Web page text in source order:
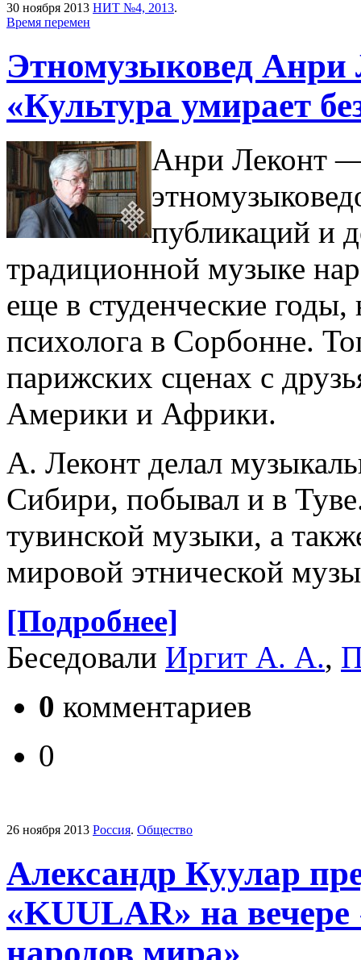
30 ноября 2013 НИТ №4, 2013.
Время перемен
Этномузыковед
«Культура умирает
Анри Леконт
публикаций и
традиционной музыке
еще в студенческие
психолога в Сорбонне.
парижских сценах с
Америки и Африки.
А. Леконт делал
Сибири, побывал и в
тувинской музыки, а
мировой этнической
[Подробнее]
Беседовали Иргит А. А.,
0 комментариев
0
26 ноября 2013 Россия. Общество
Александр Куулар
«KUULAR» на
народов мира»